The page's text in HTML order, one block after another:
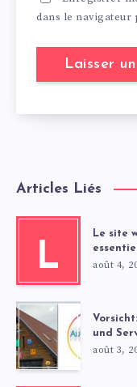
dans le
Articles Liés
L
Le site
août 4,
und
août 3,